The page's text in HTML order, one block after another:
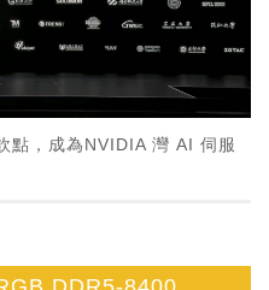
點，成為NVIDIA 灣 AI 伺服